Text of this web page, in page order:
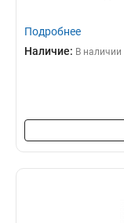
Подробнее
Наличие: В наличии